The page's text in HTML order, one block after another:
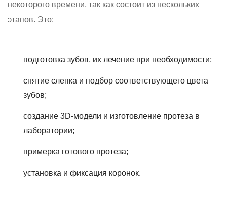
некоторого времени, так как состоит из нескольких
этапов. Это:
подготовка зубов, их лечение при необходимости;
снятие слепка и подбор соответствующего цвета
зубов;
создание 3D-модели и изготовление протеза в
лаборатории;
примерка готового протеза;
установка и фиксация коронок.